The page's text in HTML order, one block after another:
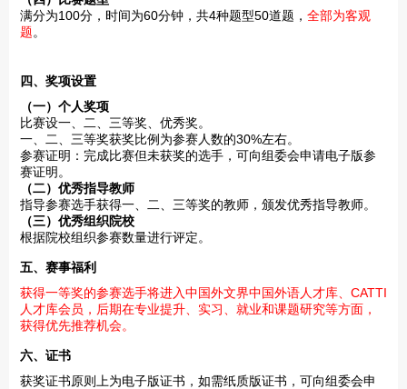
满分为100分，时间为60分钟，共4种题型50道题， 全部为客观
题。
四、奖项设置
（一）个人奖项
比赛设一、二、三等奖、优秀奖。
一、二、三等奖获奖比例为参赛人数的30%左右。
参赛证明：完成比赛但未获奖的选手，可向组委会申请电子版参
赛证明。
（二）优秀指导教师
指导参赛选手获得一、二、三等奖的教师，颁发优秀指导教师。
（三）优秀组织院校
根据院校组织参赛数量进行评定。
五、赛事福利
获得一等奖的参赛选手将进入中国外文界中国外语人才库、CATTI
人才库会员，后期在专业提升、实习、就业和课题研究等方面，
获得优先推荐机会。
六、证书
获奖证书原则上为电子版证书，如需纸质版证书，可向组委会申